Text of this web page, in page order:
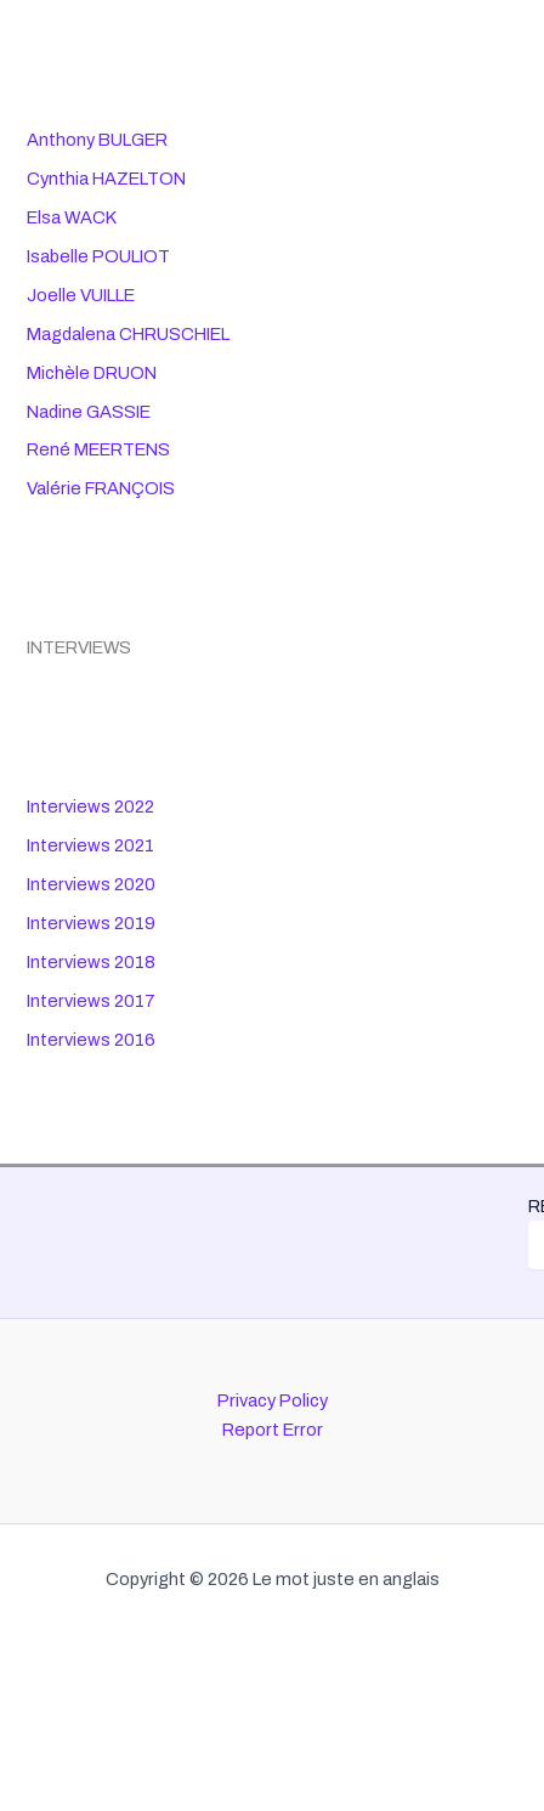
Anthony BULGER
Cynthia HAZELTON
Elsa WACK
Isabelle POULIOT
Joelle VUILLE
Magdalena CHRUSCHIEL
Michèle DRUON
Nadine GASSIE
René MEERTENS
Valérie FRANÇOIS
INTERVIEWS
Interviews 2022
Interviews 2021
Interviews 2020
Interviews 2019
Interviews 2018
Interviews 2017
Interviews 2016
Privacy Policy
Report Error
Copyright © 2026 Le mot juste en anglais